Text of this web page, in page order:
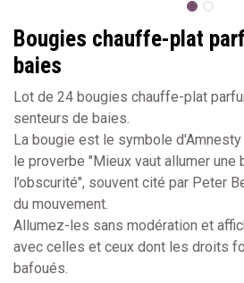
Bougies chauffe-plat
baies
Lot de 24 bougies chauffe-plat
senteurs de baies.
La bougie est le symbole
le proverbe "Mieux vaut allumer une
l’obscurité", souvent cité par Peter
du mouvement.
Allumez-les sans modération et
avec celles et ceux dont les droits
bafoués.